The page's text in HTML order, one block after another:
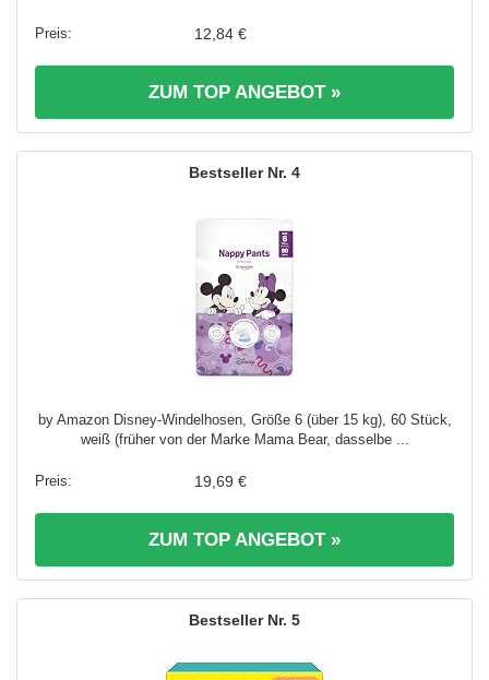
12,84 €
ZUM TOP ANGEBOT »
4
by Amazon Disney-Windelhosen, Größe 6 (über 15 kg), 60 Stück,
weiß (früher von der Marke Mama Bear, dasselbe ...
19,69 €
ZUM TOP ANGEBOT »
5